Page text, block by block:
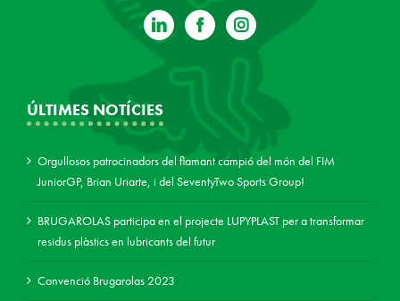
ÚLTIMES NOTÍCIES
Orgullosos patrocinadors del flamant campió del món del FIM
JuniorGP, Brian Uriarte, i del SeventyTwo Sports Group!
BRUGAROLAS participa en el projecte LUPYPLAST per a transformar
residus plàstics en lubricants del futur
Convenció Brugarolas 2023